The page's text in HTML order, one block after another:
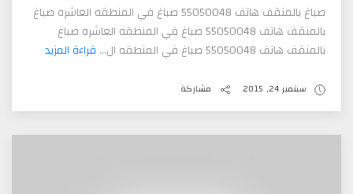
صباغ بالمنقف هاتف 55050048 صباغ في المنطقه العاشره صباغ
بالمنقف هاتف 55050048 صباغ في المنطقه العاشره صباغ
بالمنقف هاتف 55050048 صباغ في المنطقه ال...
قراءة المزيد
سبتمبر 24, 2015 مشاركة